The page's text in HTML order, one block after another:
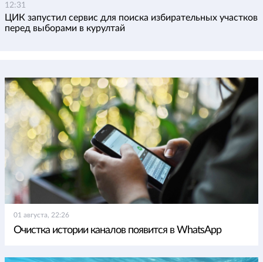
12:31
ЦИК запустил сервис для поиска избирательных участков
перед выборами в курултай
01 августа, 22:26
Очистка истории каналов появится в WhatsApp